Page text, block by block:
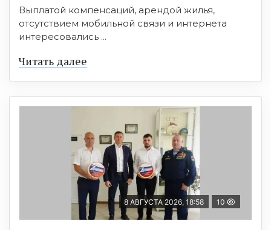
Выплатой компенсаций, арендой жилья,
отсутствием мобильной связи и интернета
интересовались ...
Читать далее
8 АВГУСТА 2026, 18:58 10